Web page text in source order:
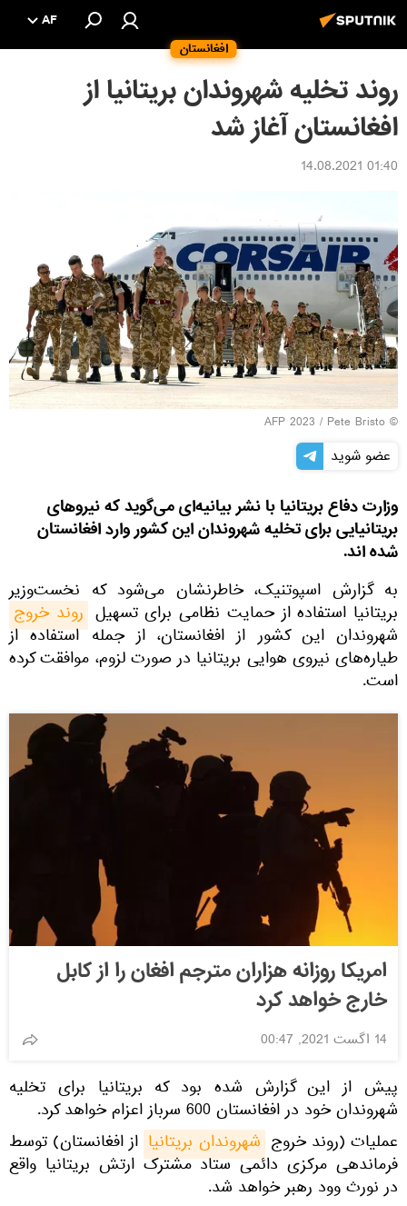
افغانستان
AF
روند تخلیه شهروندان بریتانیا از
افغانستان آغاز شد
01:40 14.08.2021
© AFP 2023 / Pete Bristo
عضو شوید
وزارت دفاع بریتانیا با نشر بیانیه‌ای می‌گوید که نیروهای
بریتانیایی برای تخلیه شهروندان این کشور وارد افغانستان
شده اند.
به گزارش اسپوتنیک، خاطرنشان می‌شود که نخست‌وزیر
بریتانیا استفاده از حمایت نظامی برای تسهیل روند خروج
شهروندان این کشور از افغانستان، از جمله استفاده از
طیاره‌های نیروی هوایی بریتانیا در صورت لزوم، موافقت کرده
است.
امریکا روزانه هزاران مترجم افغان را از کابل
خارج خواهد کرد
14 اگست 2021, 00:47
پیش از این گزارش شده بود که بریتانیا برای تخلیه
شهروندان خود در افغانستان 600 سرباز اعزام خواهد کرد.
عملیات (روند خروج شهروندان بریتانیا از افغانستان) توسط
فرماندهی مرکزی دائمی ستاد مشترک ارتش بریتانیا واقع
در نورث وود رهبر خواهد شد.